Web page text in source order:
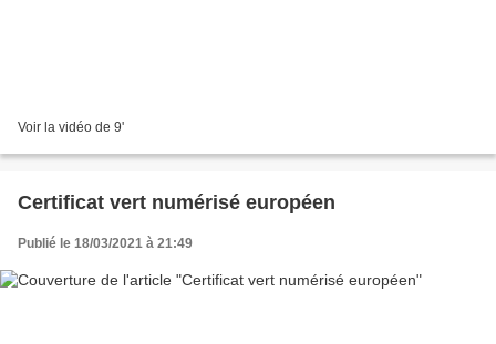
Voir la vidéo de 9'
Certificat vert numérisé européen
Publié le 18/03/2021 à 21:49